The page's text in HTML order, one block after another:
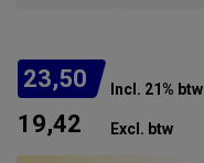
23,50 Incl. 21% btw
19,42 Excl. btw